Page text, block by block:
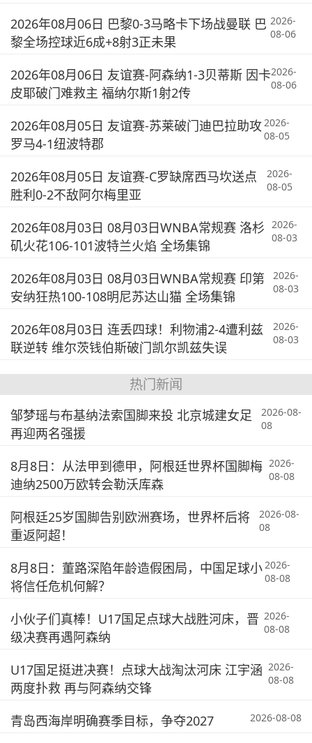
2026年08月06日 巴黎0-3马略卡下场战曼联 巴
黎全场控球近6成+8射3正未果
2026-
08-06
2026年08月06日 友谊赛-阿森纳1-3贝蒂斯 因卡
皮耶破门难救主 福纳尔斯1射2传
2026-
08-06
2026年08月05日 友谊赛-苏莱破门迪巴拉助攻
罗马4-1纽波特郡
2026-
08-05
2026年08月05日 友谊赛-C罗缺席西马坎送点
胜利0-2不敌阿尔梅里亚
2026-
08-05
2026年08月03日 08月03日WNBA常规赛 洛杉
矶火花106-101波特兰火焰 全场集锦
2026-
08-03
2026年08月03日 08月03日WNBA常规赛 印第
安纳狂热100-108明尼苏达山猫 全场集锦
2026-
08-03
2026年08月03日 连丢四球！利物浦2-4遭利兹
联逆转 维尔茨钱伯斯破门凯尔凯兹失误
2026-
08-03
热门新闻
邹梦瑶与布基纳法索国脚来投 北京城建女足
再迎两名强援
2026-08-
08
8月8日：从法甲到德甲，阿根廷世界杯国脚梅
迪纳2500万欧转会勒沃库森
2026-
08-08
阿根廷25岁国脚告别欧洲赛场，世界杯后将
重返阿超！
2026-08-
08
8月8日：董路深陷年龄造假困局，中国足球小
将信任危机何解？
2026-
08-08
小伙子们真棒！U17国足点球大战胜河床，晋
级决赛再遇阿森纳
2026-
08-08
U17国足挺进决赛！点球大战淘汰河床 江宇涵
两度扑救 再与阿森纳交锋
2026-
08-08
青岛西海岸明确赛季目标，争夺2027 2026-08-08